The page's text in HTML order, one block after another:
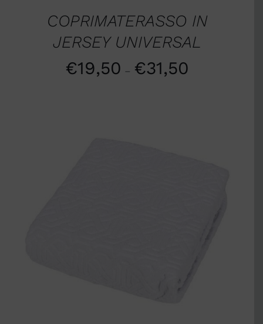
COPRIMATERASSO IN
JERSEY UNIVERSAL
€19,50 – €31,50